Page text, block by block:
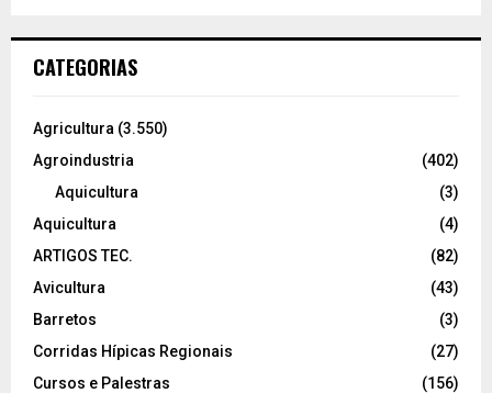
CATEGORIAS
Agricultura (3.550)
Agroindustria
(402)
Aquicultura
(3)
Aquicultura
(4)
ARTIGOS TEC.
(82)
Avicultura
(43)
Barretos
(3)
Corridas Hípicas Regionais
(27)
Cursos e Palestras
(156)